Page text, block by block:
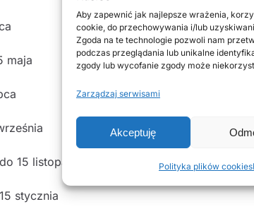
Aby zapewnić jak najlepsze wrażenia,
cookie, do przechowywania i/lub
Zgoda na te technologie pozwoli nam
podczas przeglądania lub unikalne
zgody lub wycofanie zgody może
Zarządzaj serwisami
Akceptuję
Polityka plików cookies
maja
15 listopada
stycznia